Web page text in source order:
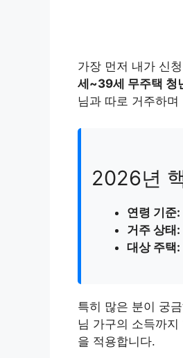
가장 먼저 내가 신
세~39세 무주택 청
님과 따로 거주하
2026년
연령 기준:
거주 상태:
대상 주택:
특히 많은 분이 궁
님 가구의 소득까
을 적용합니다.